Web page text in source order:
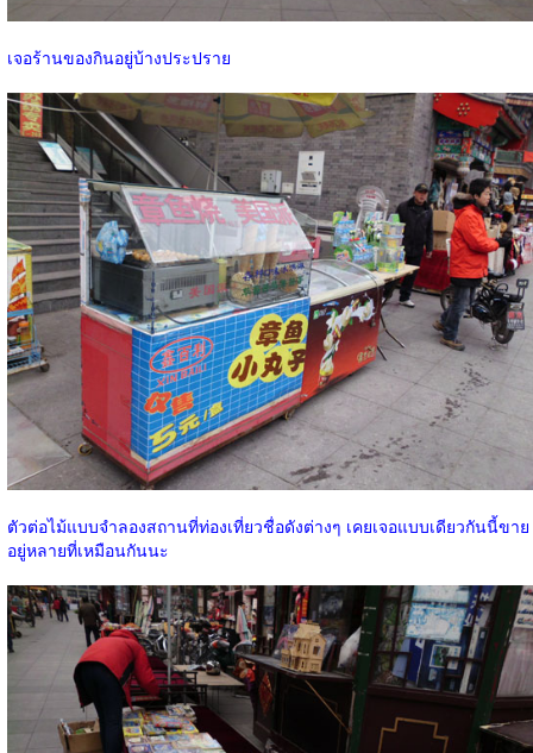
เจอร้านของกินอยู่บ้างประปราย
ตัวต่อไม้แบบจำลองสถานที่ท่องเที่ยวชื่อดังต่างๆ เคยเจอแบบเดียวกันนี้ขาย
อยู่หลายที่เหมือนกันนะ